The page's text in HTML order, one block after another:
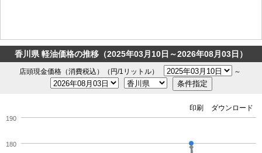
香川県 軽油価格の推移（2025年03月10日～2026年08月03日）
店頭現金価格（消費税込）（円/1リットル） ～
ダウンロード
印刷
180
190